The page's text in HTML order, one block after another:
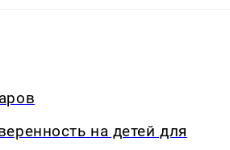
на детей для